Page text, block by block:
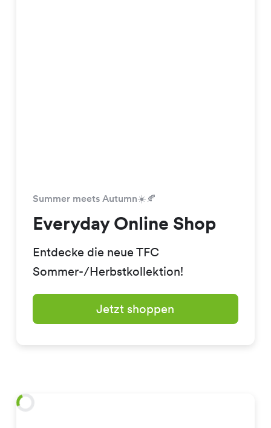
Summer meets Autumn☀️🍂
Everyday Online Shop
Entdecke die neue TFC
Sommer-/Herbstkollektion!
Jetzt shoppen